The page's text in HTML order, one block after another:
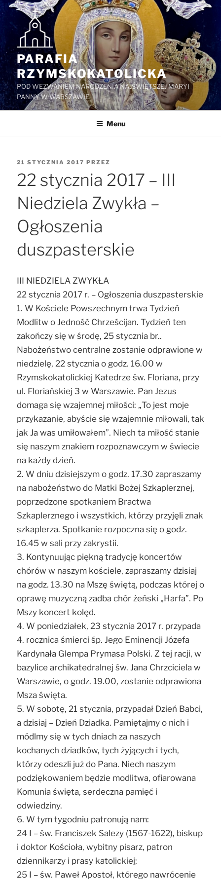
Przejdź
treści
PARAFIA
RZYMSKOKATOLICKA
POD WEZWANIEM NARODZENIA NAJŚWIĘTSZEJ MARYI
PANNY W WARSZAWIE
Menu
OPUBLIKOWANE
21 STYCZNIA 2017 PRZEZ
22 stycznia 2017 – III
Niedziela Zwykła –
Ogłoszenia
duszpasterskie
III NIEDZIELA ZWYKŁA
22 stycznia 2017 r. – Ogłoszenia duszpasterskie
1. W Kościele Powszechnym trwa Tydzień
Modlitw o Jedność Chrześcijan. Tydzień ten
zakończy się w środę, 25 stycznia br..
Nabożeństwo centralne zostanie odprawione w
niedzielę, 22 stycznia o godz. 16.00 w
Rzymskokatolickiej Katedrze św. Floriana, przy
ul. Floriańskiej 3 w Warszawie. Pan Jezus
domaga się wzajemnej miłości: „To jest moje
przykazanie, abyście się wzajemnie miłowali, tak
jak Ja was umiłowałem”. Niech ta miłość stanie
się naszym znakiem rozpoznawczym w świecie
na każdy dzień.
2. W dniu dzisiejszym o godz. 17.30 zapraszamy
na nabożeństwo do Matki Bożej Szkaplerznej,
poprzedzone spotkaniem Bractwa
Szkaplerznego i wszystkich, którzy przyjęli znak
szkaplerza. Spotkanie rozpoczna się o godz.
16.45 w sali przy zakrystii.
3. Kontynuując piękną tradycję koncertów
chórów w naszym kościele, zapraszamy dzisiaj
na godz. 13.30 na Mszę świętą, podczas której o
oprawę muzyczną zadba chór żeński „Harfa”. Po
Mszy koncert kolęd.
4. W poniedziałek, 23 stycznia 2017 r. przypada
4. rocznica śmierci śp. Jego Eminencji Józefa
Kardynała Glempa Prymasa Polski. Z tej racji, w
bazylice archikatedralnej św. Jana Chrzciciela w
Warszawie, o godz. 19.00, zostanie odprawiona
Msza święta.
5. W sobotę, 21 stycznia, przypadał Dzień Babci,
a dzisiaj – Dzień Dziadka. Pamiętajmy o nich i
módlmy się w tych dniach za naszych
kochanych dziadków, tych żyjących i tych,
którzy odeszli już do Pana. Niech naszym
podziękowaniem będzie modlitwa, ofiarowana
Komunia święta, serdeczna pamięć i
odwiedziny.
6. W tym tygodniu patronują nam:
24 I – św. Franciszek Salezy (1567-1622), biskup
i doktor Kościoła, wybitny pisarz, patron
dziennikarzy i prasy katolickiej;
25 I – św. Paweł Apostoł, którego nawrócenie